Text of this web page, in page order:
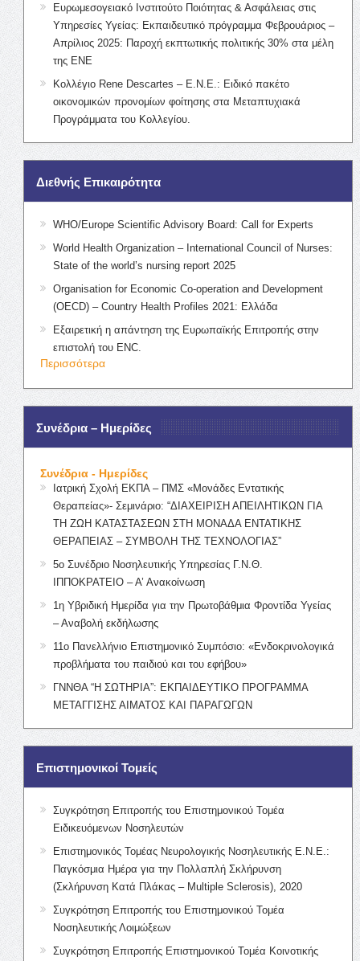
Ευρωμεσογειακό Ινστιτούτο Ποιότητας & Ασφάλειας στις
Υπηρεσίες Υγείας: Εκπαιδευτικό πρόγραμμα Φεβρουάριος –
Απρίλιος 2025: Παροχή εκπτωτικής πολιτικής 30% στα μέλη
της ΕΝΕ
Κολλέγιο Rene Descartes – Ε.Ν.Ε.: Ειδικό πακέτο
οικονομικών προνομίων φοίτησης στα Μεταπτυχιακά
Προγράμματα του Κολλεγίου.
Διεθνής Επικαιρότητα
WHO/Europe Scientific Advisory Board: Call for Experts
World Health Organization – International Council of Nurses:
State of the world’s nursing report 2025
Organisation for Economic Co-operation and Development
(OECD) – Country Health Profiles 2021: Ελλάδα
Εξαιρετική η απάντηση της Ευρωπαϊκής Επιτροπής στην
επιστολή του ENC.
Περισσότερα
Συνέδρια – Ημερίδες
Συνέδρια - Ημερίδες
Ιατρική Σχολή ΕΚΠΑ – ΠΜΣ «Μονάδες Εντατικής
Θεραπείας»- Σεμινάριο: “ΔΙΑΧΕΙΡΙΣΗ ΑΠΕΙΛΗΤΙΚΩΝ ΓΙΑ
ΤΗ ΖΩΗ ΚΑΤΑΣΤΑΣΕΩΝ ΣΤΗ ΜΟΝΑΔΑ ΕΝΤΑΤΙΚΗΣ
ΘΕΡΑΠΕΙΑΣ – ΣΥΜΒΟΛΗ ΤΗΣ ΤΕΧΝΟΛΟΓΙΑΣ”
5ο Συνέδριο Νοσηλευτικής Υπηρεσίας Γ.Ν.Θ.
ΙΠΠΟΚΡΑΤΕΙΟ – Α’ Ανακοίνωση
1η Υβριδική Ημερίδα για την Πρωτοβάθμια Φροντίδα Υγείας
– Αναβολή εκδήλωσης
11ο Πανελλήνιο Επιστημονικό Συμπόσιο: «Ενδοκρινολογικά
προβλήματα του παιδιού και του εφήβου»
ΓΝΝΘΑ “Η ΣΩΤΗΡΙΑ”: ΕΚΠΑΙΔΕΥΤΙΚΟ ΠΡΟΓΡΑΜΜΑ
ΜΕΤΑΓΓΙΣΗΣ ΑΙΜΑΤΟΣ ΚΑΙ ΠΑΡΑΓΩΓΩΝ
Επιστημονικοί Τομείς
Συγκρότηση Επιτροπής του Επιστημονικού Τομέα
Ειδικευόμενων Νοσηλευτών
Επιστημονικός Τομέας Νευρολογικής Νοσηλευτικής Ε.Ν.Ε.:
Παγκόσμια Ημέρα για την Πολλαπλή Σκλήρυνση
(Σκλήρυνση Κατά Πλάκας – Multiple Sclerosis), 2020
Συγκρότηση Επιτροπής του Επιστημονικού Τομέα
Νοσηλευτικής Λοιμώξεων
Συγκρότηση Επιτροπής Επιστημονικού Τομέα Κοινοτικής